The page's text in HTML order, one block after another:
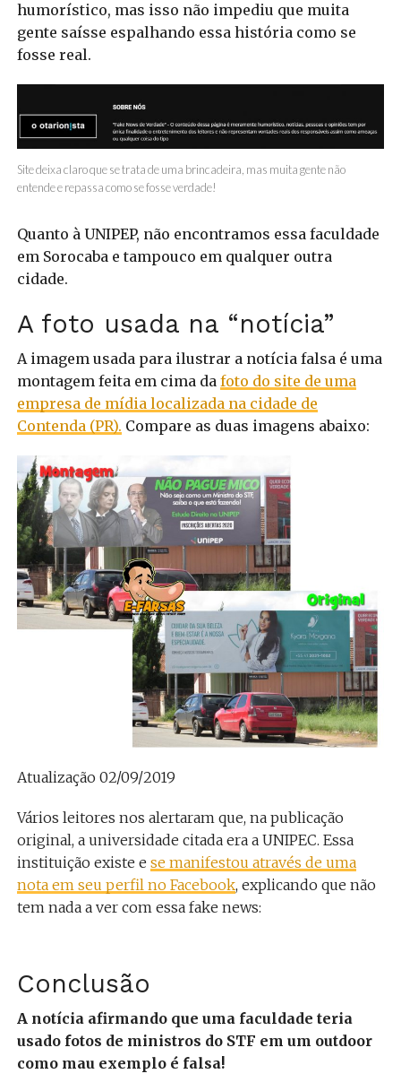
humorístico, mas isso não impediu que muita
gente saísse espalhando essa história como se
fosse real.
Site deixa claro que se trata de uma brincadeira, mas muita gente não
entende e repassa como se fosse verdade!
Quanto à UNIPEP, não encontramos essa faculdade
em Sorocaba e tampouco em qualquer outra
cidade.
A foto usada na “notícia”
A imagem usada para ilustrar a notícia falsa é uma
montagem feita em cima da foto do site de uma
empresa de mídia localizada na cidade de
Contenda (PR). Compare as duas imagens abaixo:
Atualização 02/09/2019
Vários leitores nos alertaram que, na publicação
original, a universidade citada era a UNIPEC. Essa
instituição existe e se manifestou através de uma
nota em seu perfil no Facebook, explicando que não
tem nada a ver com essa fake news:
Conclusão
A notícia afirmando que uma faculdade teria
usado fotos de ministros do STF em um outdoor
como mau exemplo é falsa!